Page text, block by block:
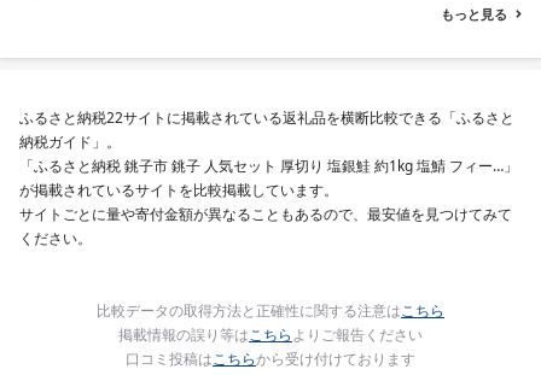
もっと見る
ふるさと納税22サイトに掲載されている返礼品を横断比較できる「ふるさと
納税ガイド」。
「ふるさと納税 銚子市 銚子 人気セット 厚切り 塩銀鮭 約1kg 塩鯖 フィー…」
が掲載されているサイトを比較掲載しています。
サイトごとに量や寄付金額が異なることもあるので、最安値を見つけてみて
ください。
比較データの取得方法と正確性に関する注意はこちら
掲載情報の誤り等はこちらよりご報告ください
口コミ投稿はこちらから受け付けております